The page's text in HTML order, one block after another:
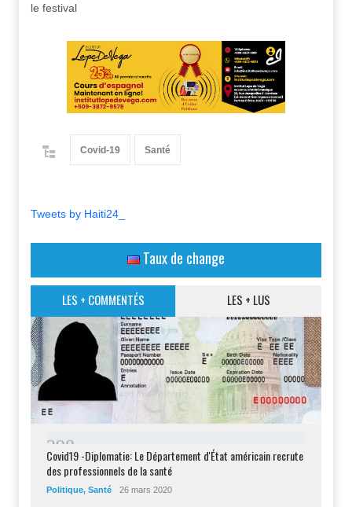
le festival
Covid-19 Santé
Tweets by Haiti24_
Taux de change
LES + COMMENTÉS LES + LUS
298
Covid19 -Diplomatie: Le Département d'État américain recrute
des professionnels de la santé
Politique, Santé 26 mars 2020